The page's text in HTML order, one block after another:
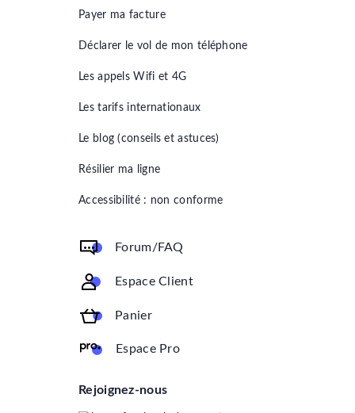
Payer ma facture
Déclarer le vol de mon téléphone
Les appels Wifi et 4G
Les tarifs internationaux
Le blog (conseils et astuces)
Résilier ma ligne
Accessibilité : non conforme
Forum/FAQ
Espace Client
Panier
Espace Pro
Rejoignez-nous